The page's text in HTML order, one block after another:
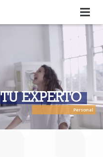
TU EXPERTO
Personal